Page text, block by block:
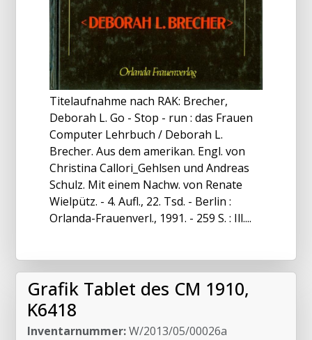
Titelaufnahme nach RAK: Brecher,
Deborah L. Go - Stop - run : das Frauen
Computer Lehrbuch / Deborah L.
Brecher. Aus dem amerikan. Engl. von
Christina Callori_Gehlsen und Andreas
Schulz. Mit einem Nachw. von Renate
Wielpütz. - 4. Aufl., 22. Tsd. - Berlin :
Orlanda-Frauenverl., 1991. - 259 S. : Ill....
Grafik Tablet des CM 1910,
K6418
Inventarnummer:W/2013/05/00026a